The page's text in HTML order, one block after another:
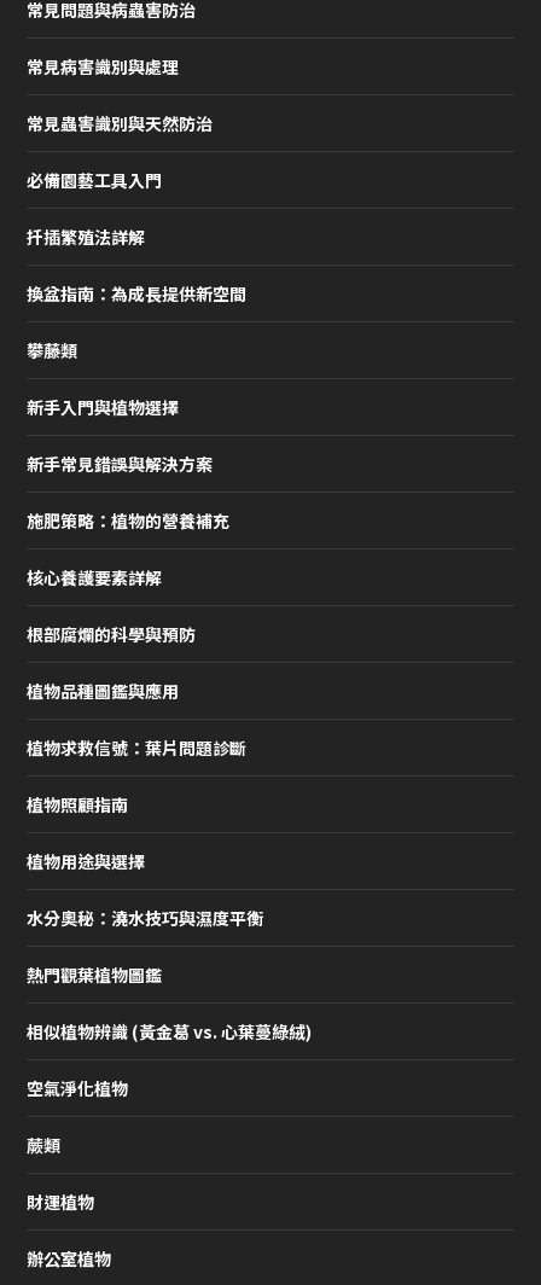
常見問題與病蟲害防治
常見病害識別與處理
常見蟲害識別與天然防治
必備園藝工具入門
扦插繁殖法詳解
換盆指南：為成長提供新空間
攀藤類
新手入門與植物選擇
新手常見錯誤與解決方案
施肥策略：植物的營養補充
核心養護要素詳解
根部腐爛的科學與預防
植物品種圖鑑與應用
植物求救信號：葉片問題診斷
植物照顧指南
植物用途與選擇
水分奧秘：澆水技巧與濕度平衡
熱門觀葉植物圖鑑
相似植物辨識 (黃金葛 vs. 心葉蔓綠絨)
空氣淨化植物
蕨類
財運植物
辦公室植物